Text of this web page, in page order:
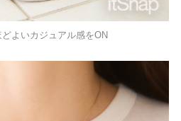
よいカジュアル感をON